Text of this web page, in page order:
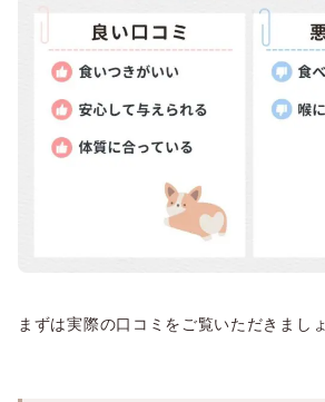
まずは実際の口コミをご覧いただきましょ